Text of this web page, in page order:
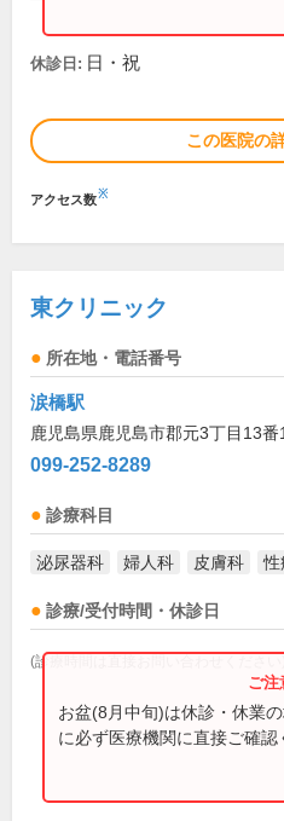
休診日: 日・祝
この医院の
アクセス数※
東クリニック
所在地・電話番号
涙橋駅
鹿児島県鹿児島市郡元3丁目13番
099-252-8289
診療科目
泌尿器科 婦人科 皮膚科 性
診療/受付時間・休診日
(診療時間は直接お問い合わせください)
お盆(8月中旬)は休診・休業
に必ず医療機関に直接ご確認